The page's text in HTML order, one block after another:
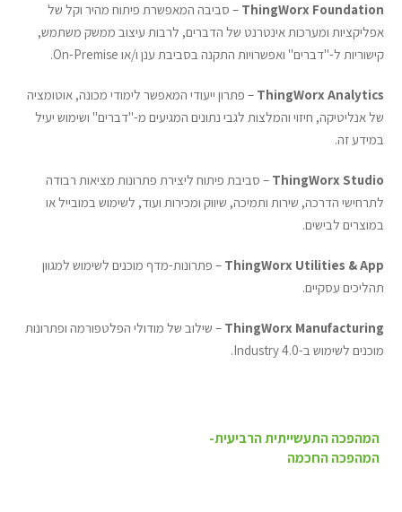
ThingWorx Foundation – סביבה המאפשרת פיתוח מהיר וקל של
אפליקציות ומערכות אינטרנט של הדברים, לרבות עיצוב ממשק משתמש,
קישוריות ל-"דברים" ואפשרויות התקנה בסביבת ענן ו/או On-Premise.
ThingWorx Analytics – פתרון ייעודי המאפשר לימודי מכונה, אוטומציה
של אנליטיקה, חיזוי והמלצות לגבי נתונים המגיעים מ-"דברים" ושימוש יעיל
במידע זה.
ThingWorx Studio – סביבת פיתוח ליצירת פתרונות מציאות רבודה
לתרחישי הדרכה, שירות ותמיכה, שיווק ומכירות ועוד, לשימוש במובייל או
במוצרים לבישים.
ThingWorx Utilities & App – פתרונות-מדף מוכנים לשימוש למגוון
תהליכים עסקיים.
ThingWorx Manufacturing – שילוב של מודולי הפלטפורמה ופתרונות
מוכנים לשימוש ב-Industry 4.0.
navigation
המהפכה התעשייתית הרביעית-
המהפכה החכמה